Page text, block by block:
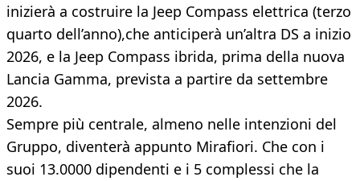
inizierà a costruire la Jeep Compass elettrica (terzo
quarto dell’anno),che anticiperà un’altra DS a inizio
2026, e la Jeep Compass ibrida, prima della nuova
Lancia Gamma, prevista a partire da settembre
2026.
Sempre più centrale, almeno nelle intenzioni del
Gruppo, diventerà appunto Mirafiori. Che con i
suoi 13.0000 dipendenti e i 5 complessi che la